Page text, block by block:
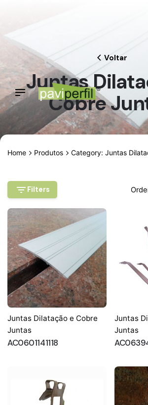
Voltar
Juntas
Cobre
Home Produtos Category: Juntas
Filters
Juntas Dilatação e Cobre
Juntas
AC0601141118
Juntas
Juntas